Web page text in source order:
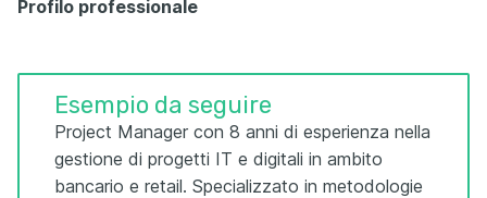
Profilo professionale
Esempio da seguire
Project Manager con 8 anni di esperienza nella
gestione di progetti IT e digitali in ambito
bancario e retail. Specializzato in metodologie